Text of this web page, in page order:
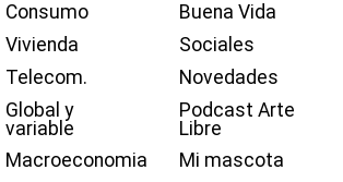
Consumo
Vivienda
Telecom.
Global y
variable
Macroeconomia
Buena Vida
Sociales
Novedades
Podcast Arte
Libre
Mi mascota